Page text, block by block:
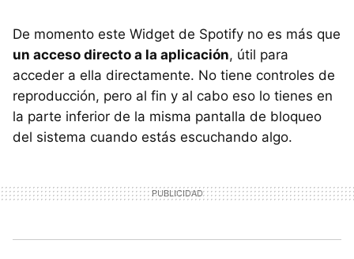
De momento este Widget de Spotify no es más que
un acceso directo a la aplicación, útil para
acceder a ella directamente. No tiene controles de
reproducción, pero al fin y al cabo eso lo tienes en
la parte inferior de la misma pantalla de bloqueo
del sistema cuando estás escuchando algo.